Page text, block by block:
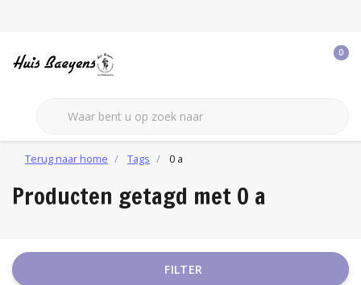
0
Terug naar home Tags 0 a
Producten getagd met 0 a
FILTER